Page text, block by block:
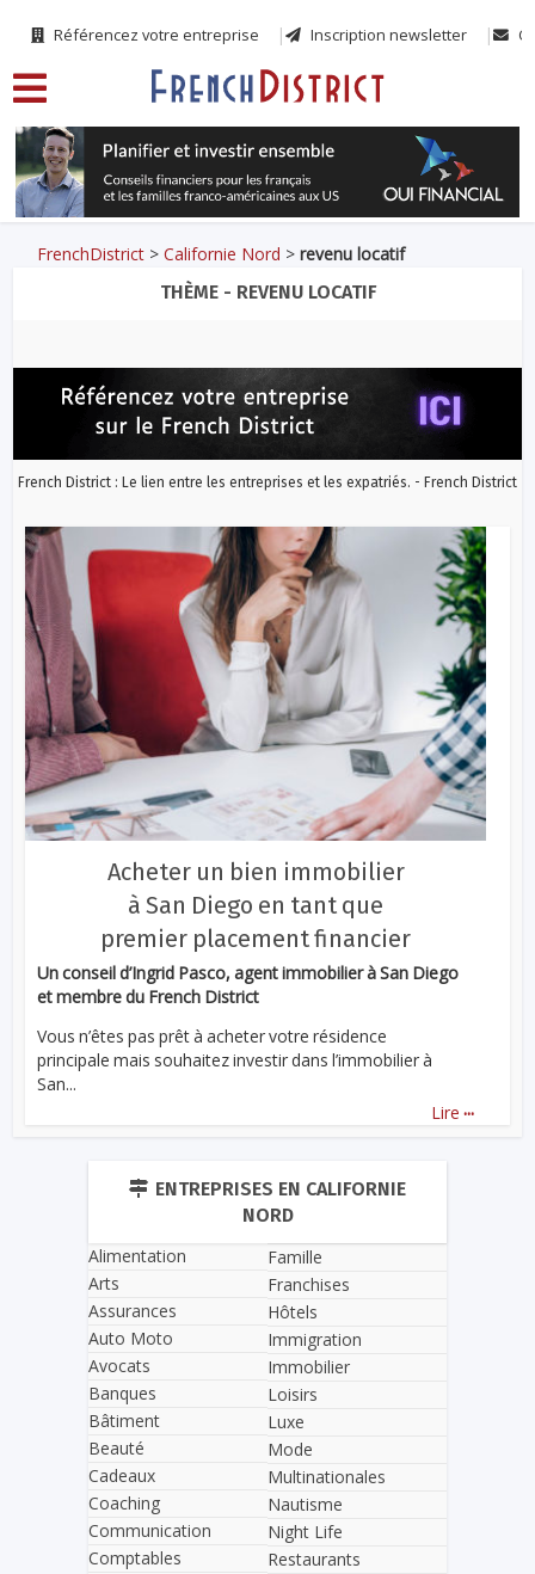
Référencez votre entreprise Inscription newsletter
FrenchDistrict >Californie Nord >revenu locatif
THÈME - REVENU LOCATIF
French District : Le lien entre les entreprises et les expatriés. - French District
Acheter un bien immobilier
à San Diego en tant que
premier placement financier
Un conseil d’Ingrid Pasco, agent immobilier à San Diego
et membre du French District
Vous n’êtes pas prêt à acheter votre résidence
principale mais souhaitez investir dans l’immobilier à
San...
Lire ...
ENTREPRISES EN CALIFORNIE
NORD
Alimentation
Arts
Assurances
Auto Moto
Avocats
Banques
Bâtiment
Beauté
Cadeaux
Coaching
Communication
Comptables
Famille
Franchises
Hôtels
Immigration
Immobilier
Loisirs
Luxe
Mode
Multinationales
Nautisme
Night Life
Restaurants